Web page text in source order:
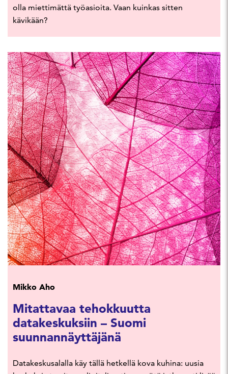
olla miettimättä työasioita. Vaan kuinkas sitten
kävikään?
Mikko Aho
Mitattavaa tehokkuutta
datakeskuksiin – Suomi
suunnannäyttäjänä
Datakeskusalalla käy tällä hetkellä kova kuhina: uusia